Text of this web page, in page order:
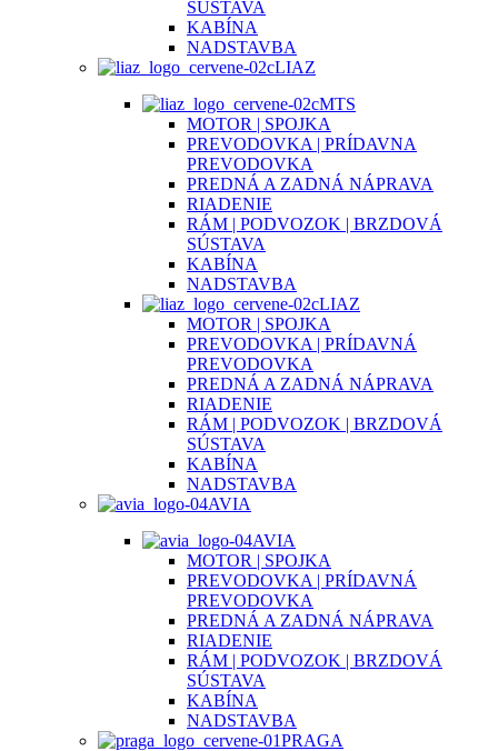
SÚSTAVA
KABÍNA
NADSTAVBA
LIAZ
MTS
MOTOR | SPOJKA
PREVODOVKA | PRÍDAVNA
PREVODOVKA
PREDNÁ A ZADNÁ NÁPRAVA
RIADENIE
RÁM | PODVOZOK | BRZDOVÁ
SÚSTAVA
KABÍNA
NADSTAVBA
LIAZ
MOTOR | SPOJKA
PREVODOVKA | PRÍDAVNÁ
PREVODOVKA
PREDNÁ A ZADNÁ NÁPRAVA
RIADENIE
RÁM | PODVOZOK | BRZDOVÁ
SÚSTAVA
KABÍNA
NADSTAVBA
AVIA
AVIA
MOTOR | SPOJKA
PREVODOVKA | PRÍDAVNÁ
PREVODOVKA
PREDNÁ A ZADNÁ NÁPRAVA
RIADENIE
RÁM | PODVOZOK | BRZDOVÁ
SÚSTAVA
KABÍNA
NADSTAVBA
PRAGA